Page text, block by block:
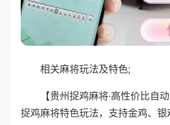
相关麻将玩法及特色;
【贵州捉鸡麻将·高性价比自
捉鸡麻将特色玩法，支持金鸡、